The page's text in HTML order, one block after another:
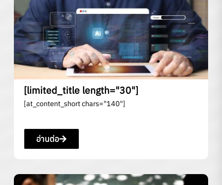
[limited_title length="30"]
[at_content_short chars="140"]
อ่านต่อ